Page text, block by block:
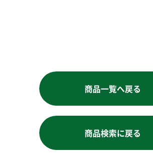
商品一覧へ戻る
商品検索に戻る